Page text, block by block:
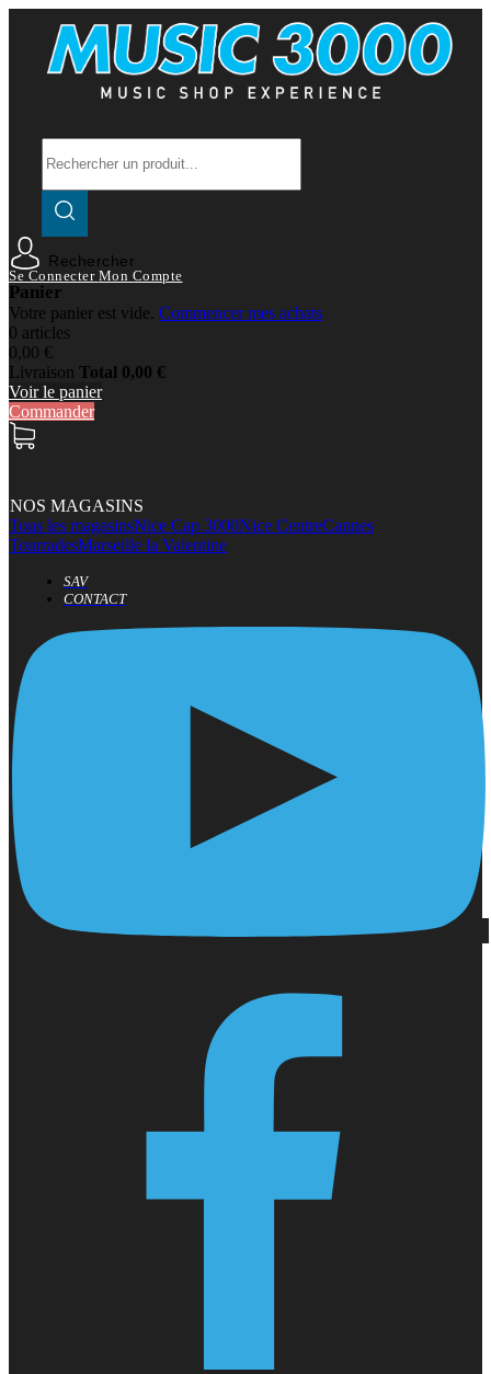
Rechercher
Se Connecter Mon Compte
Panier
Votre panier est vide. Commencer mes achats
0 articles
0,00 €
Livraison Total 0,00 €
Voir le panier
Commander
NOS MAGASINS
Tous les magasinsNice Cap 3000Nice CentreCannes
TourradesMarseille la Valentine
SAV
CONTACT